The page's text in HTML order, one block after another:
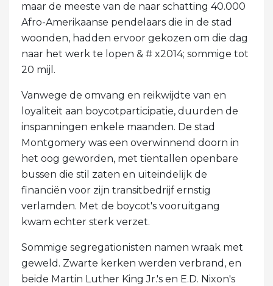
maar de meeste van de naar schatting 40.000
Afro-Amerikaanse pendelaars die in de stad
woonden, hadden ervoor gekozen om die dag
naar het werk te lopen & # x2014; sommige tot
20 mijl.
Vanwege de omvang en reikwijdte van en
loyaliteit aan boycotparticipatie, duurden de
inspanningen enkele maanden. De stad
Montgomery was een overwinnend doorn in
het oog geworden, met tientallen openbare
bussen die stil zaten en uiteindelijk de
financiën voor zijn transitbedrijf ernstig
verlamden. Met de boycot's vooruitgang
kwam echter sterk verzet.
Sommige segregationisten namen wraak met
geweld. Zwarte kerken werden verbrand, en
beide Martin Luther King Jr.'s en E.D. Nixon's